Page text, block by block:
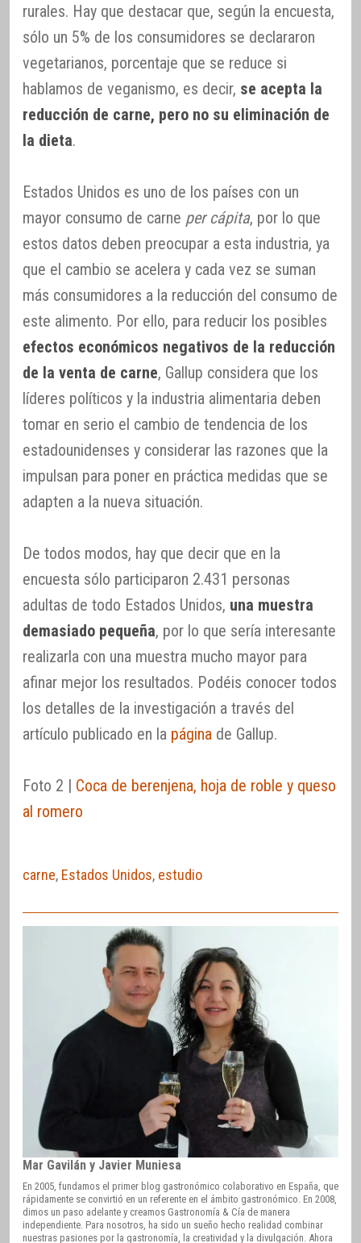
rurales. Hay que destacar que, según la encuesta,
sólo un 5% de los consumidores se declararon
vegetarianos, porcentaje que se reduce si
hablamos de veganismo, es decir, se acepta la
reducción de carne, pero no su eliminación de
la dieta.
Estados Unidos es uno de los países con un
mayor consumo de carne per cápita, por lo que
estos datos deben preocupar a esta industria, ya
que el cambio se acelera y cada vez se suman
más consumidores a la reducción del consumo de
este alimento. Por ello, para reducir los posibles
efectos económicos negativos de la reducción
de la venta de carne, Gallup considera que los
líderes políticos y la industria alimentaria deben
tomar en serio el cambio de tendencia de los
estadounidenses y considerar las razones que la
impulsan para poner en práctica medidas que se
adapten a la nueva situación.
De todos modos, hay que decir que en la
encuesta sólo participaron 2.431 personas
adultas de todo Estados Unidos, una muestra
demasiado pequeña, por lo que sería interesante
realizarla con una muestra mucho mayor para
afinar mejor los resultados. Podéis conocer todos
los detalles de la investigación a través del
artículo publicado en la página de Gallup.
Foto 2 | Coca de berenjena, hoja de roble y queso
al romero
carne, Estados Unidos, estudio
Mar Gavilán y Javier Muniesa
En 2005, fundamos el primer blog gastronómico colaborativo en España, que
rápidamente se convirtió en un referente en el ámbito gastronómico. En 2008,
dimos un paso adelante y creamos Gastronomía & Cía de manera
independiente. Para nosotros, ha sido un sueño hecho realidad combinar
nuestras pasiones por la gastronomía, la creatividad y la divulgación. Ahora